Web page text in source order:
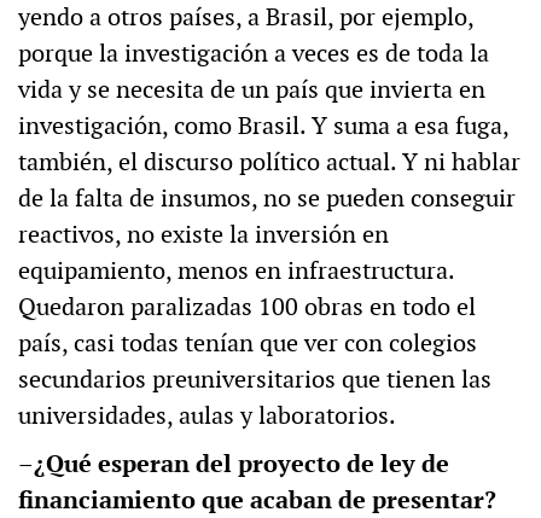
yendo a otros países, a Brasil, por ejemplo,
porque la investigación a veces es de toda la
vida y se necesita de un país que invierta en
investigación, como Brasil. Y suma a esa fuga,
también, el discurso político actual. Y ni hablar
de la falta de insumos, no se pueden conseguir
reactivos, no existe la inversión en
equipamiento, menos en infraestructura.
Quedaron paralizadas 100 obras en todo el
país, casi todas tenían que ver con colegios
secundarios preuniversitarios que tienen las
universidades, aulas y laboratorios.
–¿Qué esperan del proyecto de ley de
financiamiento que acaban de presentar?